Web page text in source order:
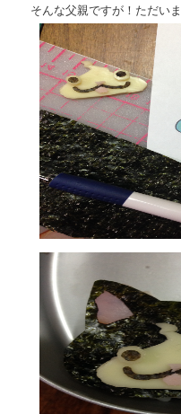
そんな父親ですが！ただい